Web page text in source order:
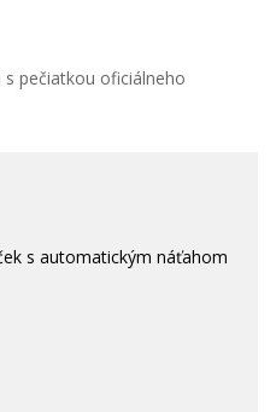
pečiatkou oficiálneho
s automatickým náťahom